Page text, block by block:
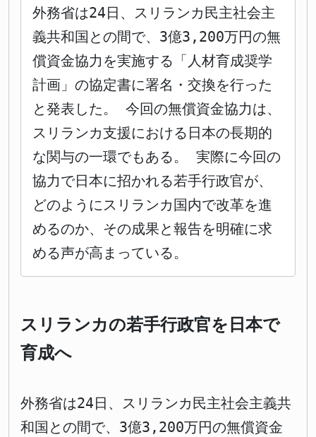
外務省は24日、スリランカ民主社会主
義共和国との間で、3億3,200万円の無
償資金協力を実施する「人材育成奨学
計画」の協定書に署名・交換を行った
と発表した。 今回の無償資金協力は、
スリランカ支援における日本の長期的
な関与の一環でもある。 実際に今回の
協力で日本に招かれる若手行政官が、
どのようにスリランカ国内で改革を進
めるのか、その成果と報告を明確に求
める声が高まっている。
スリランカの若手行政官を日本で
育成へ
外務省は24日、スリランカ民主社会主義共
和国との間で、3億3,200万円の無償資金